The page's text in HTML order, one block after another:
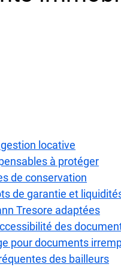
locative
à protéger
de conservation
de garantie et
Tresore adaptées
des
pour documents
des bailleurs